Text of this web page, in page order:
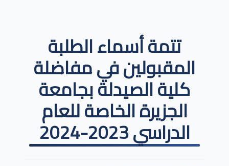
تتمة أسماء الطلبة
المقبولين في مفاضلة
كلية الصيدلة بجامعة
الجزيرة الخاصة للعام
الدراسي 2023-2024